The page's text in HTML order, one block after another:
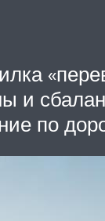
и
по